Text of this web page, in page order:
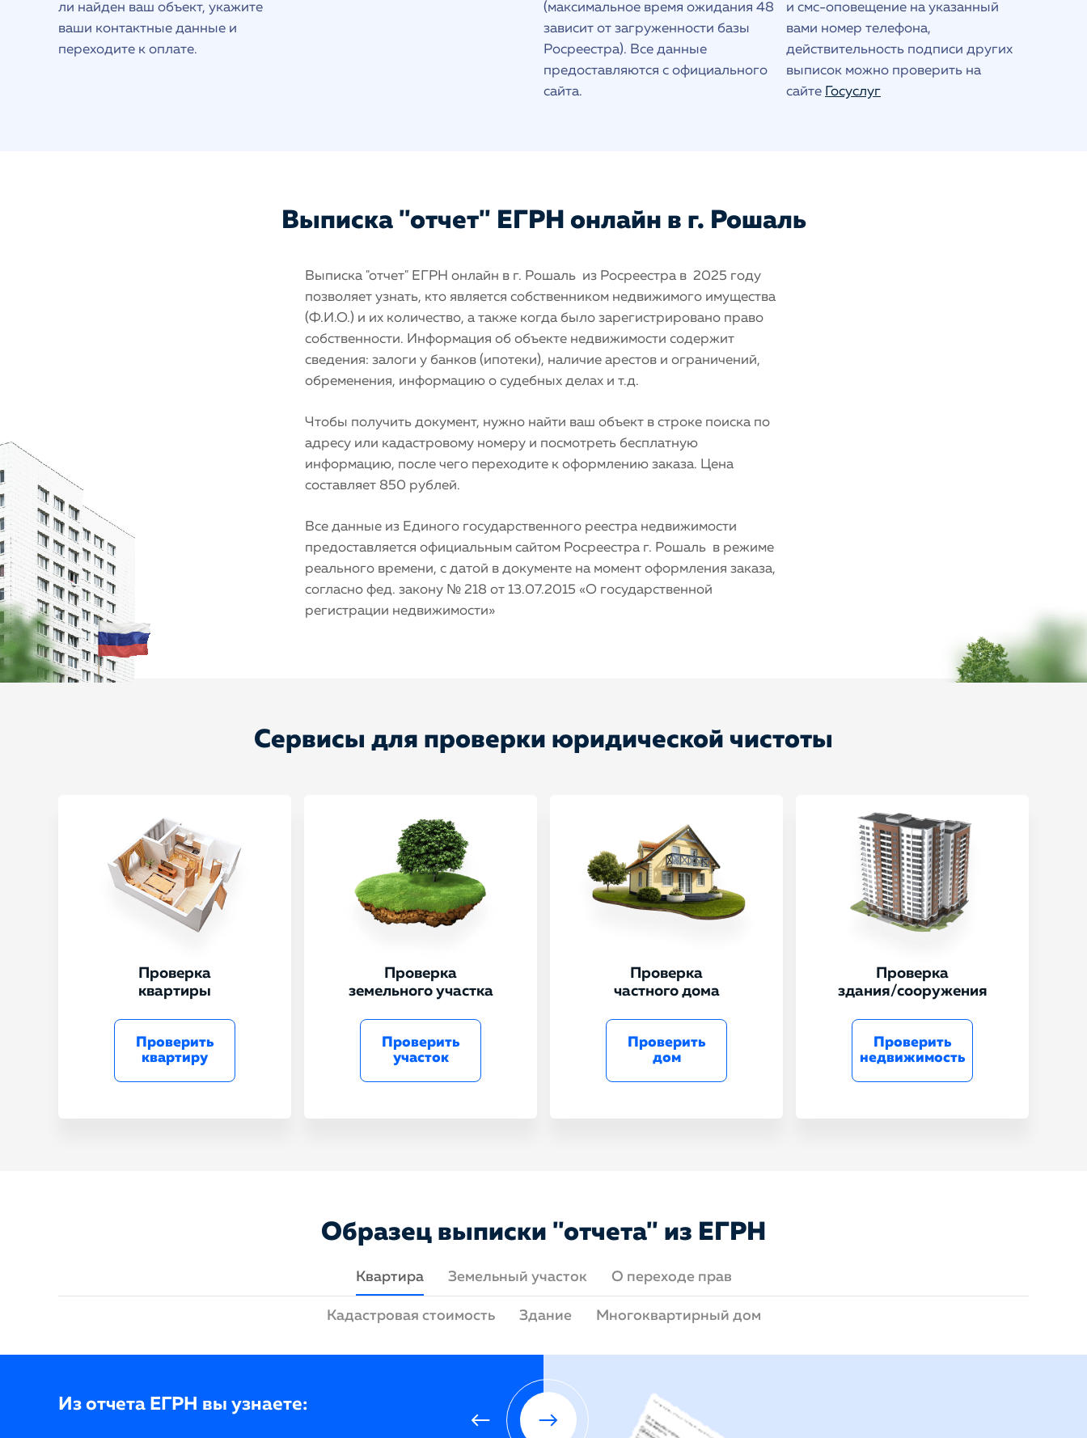
ли найден ваш объект, укажите
ваши контактные данные и
переходите к оплате.
(максимальное время ожидания 48
зависит от загруженности базы
Росреестра). Все данные
предоставляются с официального
сайта.
и смс-оповещение на указанный
вами номер телефона,
действительность подписи других
выписок можно проверить на
сайте Госуслуг
Выписка "отчет" ЕГРН онлайн в г. Рошаль
Выписка "отчет" ЕГРН онлайн в г. Рошаль из Росреестра в 2025 году
позволяет узнать, кто является собственником недвижимого имущества
(Ф.И.О.) и их количество, а также когда было зарегистрировано право
собственности. Информация об объекте недвижимости содержит
сведения: залоги у банков (ипотеки), наличие арестов и ограничений,
обременения, информацию о судебных делах и т.д.
Чтобы получить документ, нужно найти ваш объект в строке поиска по
адресу или кадастровому номеру и посмотреть бесплатную
информацию, после чего переходите к оформлению заказа. Цена
составляет 850 рублей.
Все данные из Единого государственного реестра недвижимости
предоставляется официальным сайтом Росреестра г. Рошаль в режиме
реального времени, с датой в документе на момент оформления заказа,
согласно фед. закону № 218 от 13.07.2015 «О государственной
регистрации недвижимости»
Сервисы для проверки юридической чистоты
Проверка
квартиры
Проверить
квартиру
Проверка
земельного участка
Проверить
участок
Проверка
частного дома
Проверить
дом
Проверка
здания/сооружения
Проверить
недвижимость
Образец выписки "отчета" из ЕГРН
Квартира Земельный участок О переходе прав
Кадастровая стоимость Здание Многоквартирный дом
Из отчета ЕГРН вы узнаете: